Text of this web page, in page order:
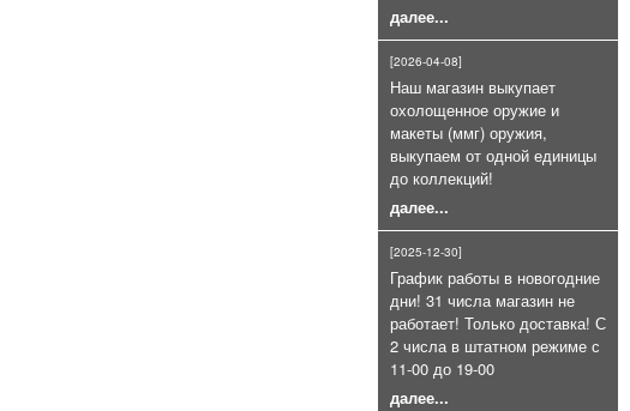
Газовый баллончик Black OS+CS
Патроны сигнальные 4 калибра
для СПШ ракетницы (26, 5 мм.)
400руб.
далее...
[2026-04-08]
Наш магазин выкупает
охолощенное оружие и
макеты (ммг) оружия,
выкупаем от одной единицы
до коллекций!
далее...
[2025-12-30]
График работы в новогодние
дни! 31 числа магазин не
работает! Только доставка! С
2 числа в штатном режиме с
11-00 до 19-00
далее...